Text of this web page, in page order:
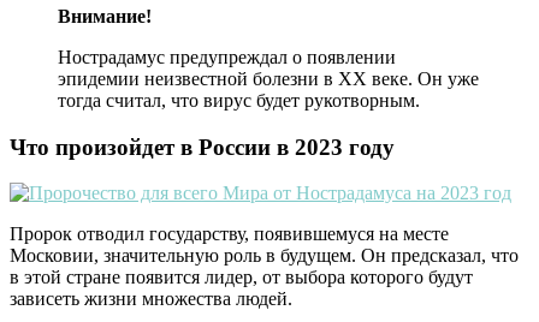
Внимание!
Нострадамус предупреждал о появлении
эпидемии неизвестной болезни в ХХ веке. Он уже
тогда считал, что вирус будет рукотворным.
Что произойдет в России в 2023 году
Пророк отводил государству, появившемуся на месте
Московии, значительную роль в будущем. Он предсказал, что
в этой стране появится лидер, от выбора которого будут
зависеть жизни множества людей.